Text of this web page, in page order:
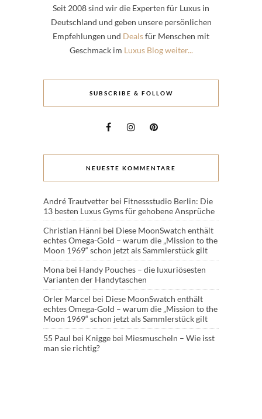
Seit 2008 sind wir die Experten für Luxus in
Deutschland und geben unsere persönlichen
Empfehlungen und Dealsfür Menschen mit
Geschmack im Luxus Blog weiter...
SUBSCRIBE & FOLLOW
NEUESTE KOMMENTARE
André Trautvetter bei Fitnessstudio Berlin: Die
13 besten Luxus Gyms für gehobene Ansprüche
Christian Hänni bei Diese MoonSwatch enthält
echtes Omega-Gold – warum die „Mission to the
Moon 1969“ schon jetzt als Sammlerstück gilt
Mona bei Handy Pouches – die luxuriösesten
Varianten der Handytaschen
Orler Marcel bei Diese MoonSwatch enthält
echtes Omega-Gold – warum die „Mission to the
Moon 1969“ schon jetzt als Sammlerstück gilt
55 Paul bei Knigge bei Miesmuscheln – Wie isst
man sie richtig?